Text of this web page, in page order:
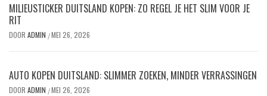
MILIEUSTICKER DUITSLAND KOPEN: ZO REGEL JE HET SLIM VOOR JE
RIT
DOOR ADMIN /MEI 26, 2026
AUTO KOPEN DUITSLAND: SLIMMER ZOEKEN, MINDER VERRASSINGEN
DOOR ADMIN /MEI 26, 2026